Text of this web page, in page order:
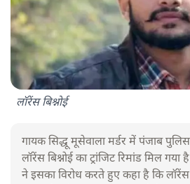
लॉरेंस बिश्नोई
गायक सिद्धू मूसेवाला मर्डर में पंजाब
लॉरेंस बिश्नोई का ट्रांजिट रिमांड मिल
ने इसका विरोध करते हुए कहा है कि